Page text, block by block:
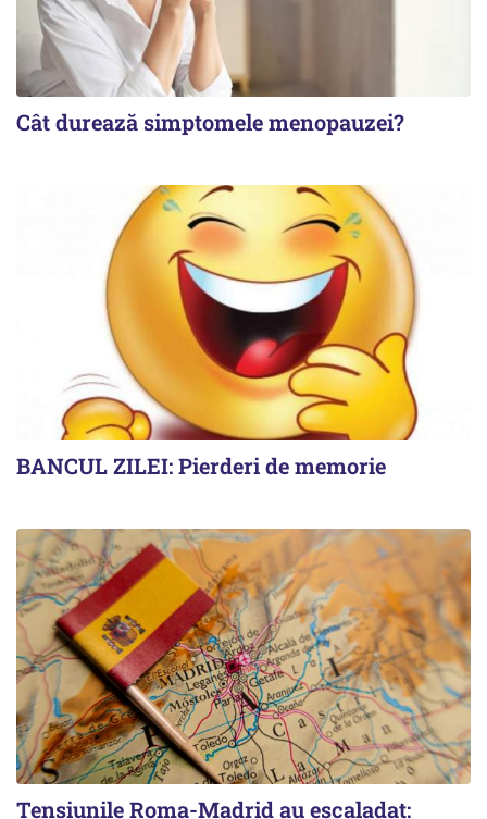
Cât durează simptomele menopauzei?
BANCUL ZILEI: Pierderi de memorie
Tensiunile Roma-Madrid au escaladat: